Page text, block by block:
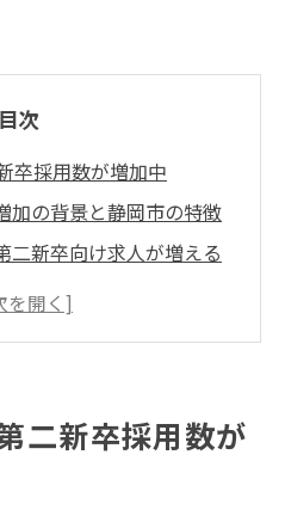
目次
卒採用数が増加中
加の背景と静岡市の特徴
二新卒向け求人が増える
がキャリア再出発に与
二新卒採用数が